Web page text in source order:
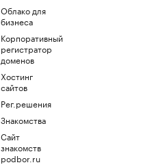
Облако для
бизнеса
Корпоративный
регистратор
доменов
Хостинг
сайтов
Рег.решения
Знакомства
Сайт
знакомств
podbor.ru